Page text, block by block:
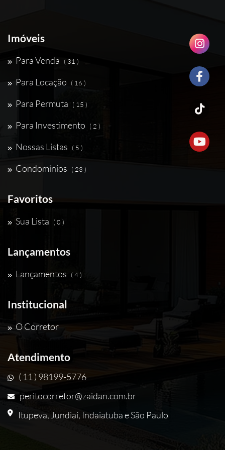
Imóveis
Para Venda ( 31 )
Para Locação ( 16 )
Para Permuta ( 15 )
Para Investimento ( 2 )
Nossas Listas ( 5 )
Condomínios ( 23 )
Favoritos
Sua Lista ( 0 )
Lançamentos
Lançamentos ( 4 )
Institucional
O Corretor
Atendimento
( 11 ) 98199-5776
peritocorretor@zaidan.com.br
Itupeva, Jundiaí, Indaiatuba e São Paulo